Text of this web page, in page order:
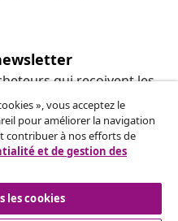
qui reçoivent les
saisonnières et
», vous acceptez le
pour améliorer la navigation
contribuer à nos efforts de
et de gestion des
les cookies